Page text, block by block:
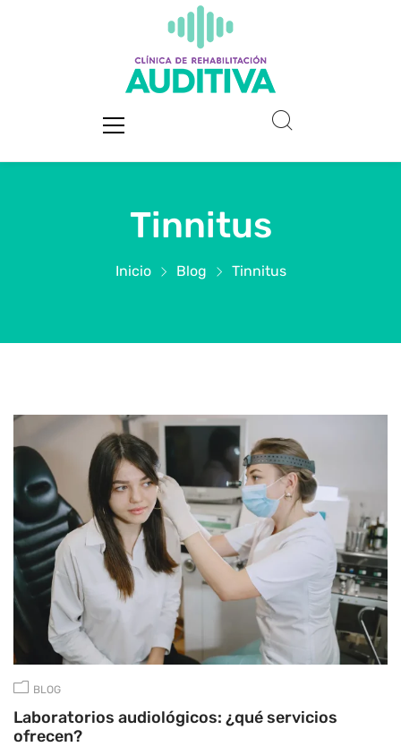
Tinnitus
Inicio Blog Tinnitus
BLOG
Laboratorios audiológicos: ¿qué servicios
ofrecen?